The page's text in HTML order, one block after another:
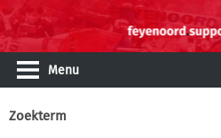
Menu
Zoekterm